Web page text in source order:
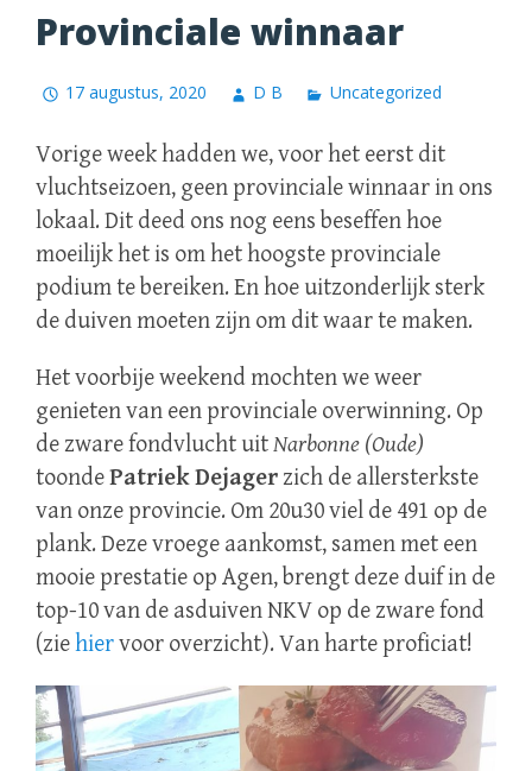
Provinciale winnaar
17 augustus, 2020 D B Uncategorized
Vorige week hadden we, voor het eerst dit
vluchtseizoen, geen provinciale winnaar in ons
lokaal. Dit deed ons nog eens beseffen hoe
moeilijk het is om het hoogste provinciale
podium te bereiken. En hoe uitzonderlijk sterk
de duiven moeten zijn om dit waar te maken.
Het voorbije weekend mochten we weer
genieten van een provinciale overwinning. Op
de zware fondvlucht uitNarbonne (Oude)
toondePatriek Dejagerzich de allersterkste
van onze provincie. Om 20u30 viel de 491 op de
plank. Deze vroege aankomst, samen met een
mooie prestatie op Agen, brengt deze duif in de
top-10 van de asduiven NKV op de zware fond
(ziehiervoor overzicht). Van harte proficiat!